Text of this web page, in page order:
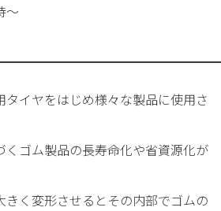
～
イヤをはじめ様々な製品に使用さ
くゴム製品の長寿命化や省資源化が
きく変形させるとその内部でゴムの